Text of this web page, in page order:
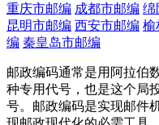
重庆市邮编 成都市邮编 绵
昆明市邮编 西安市邮编 榆
编 秦皇岛市邮编
邮政编码通常是用阿拉伯
种专用代号，也是这个局
号。邮政编码是实现邮件